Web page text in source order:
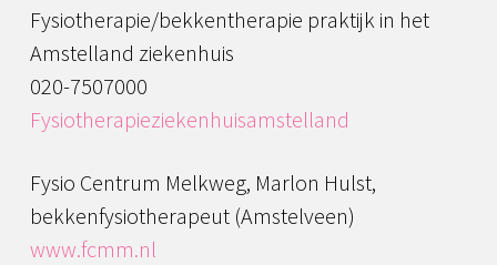
Fysiotherapie/bekkentherapie praktijk in het
Amstelland ziekenhuis
020-7507000
Fysiotherapieziekenhuisamstelland
Fysio Centrum Melkweg, Marlon Hulst,
bekkenfysiotherapeut (Amstelveen)
www.fcmm.nl